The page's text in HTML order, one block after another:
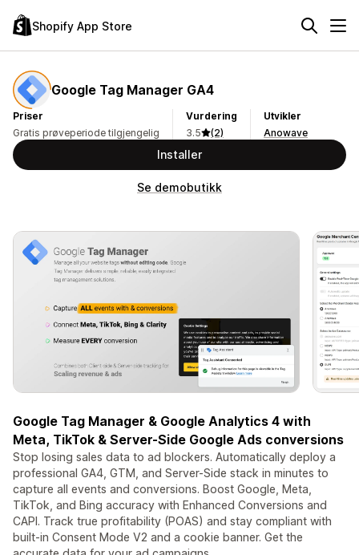
Shopify App Store
Google Tag Manager GA4
Priser
Gratis prøveperiode tilgjengelig
Vurdering
3.5
(2)
Utvikler
Anowave
Installer
Se demobutikk
Google Tag Manager & Google Analytics 4 with
Meta, TikTok & Server-Side Google Ads conversions
Stop losing sales data to ad blockers. Automatically deploy a
professional GA4, GTM, and Server-Side stack in minutes to
capture all events and conversions. Boost Google, Meta,
TikTok, and Bing accuracy with Enhanced Conversions and
CAPI. Track true profitability (POAS) and stay compliant with
built-in Consent Mode V2 and a cookie banner. Get the